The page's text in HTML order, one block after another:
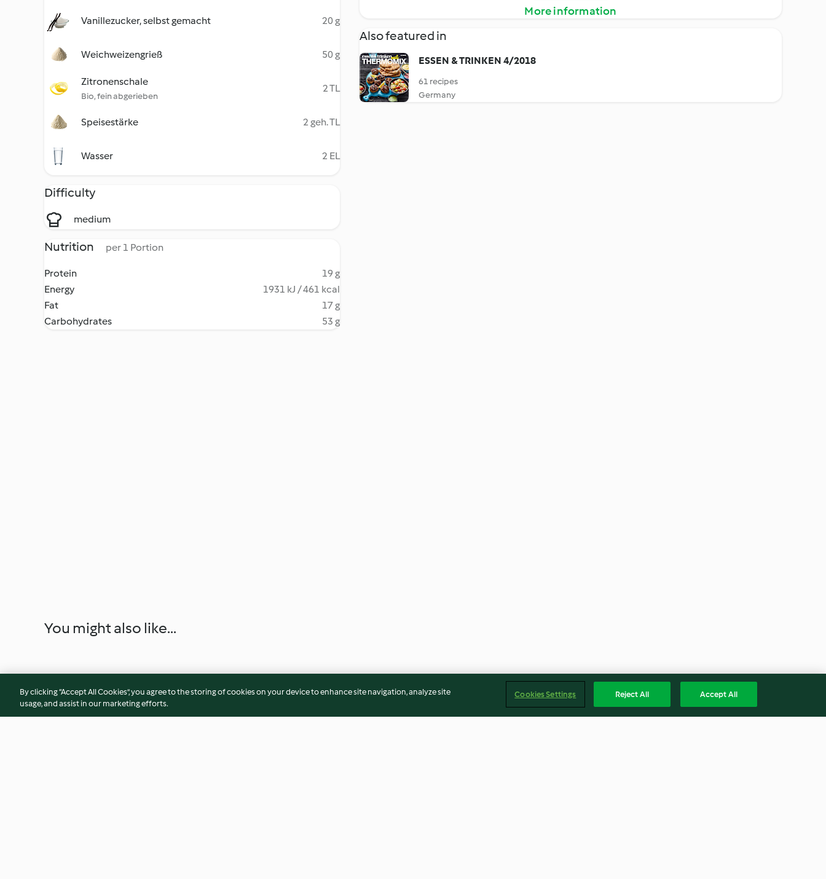
Vanillezucker, selbst gemacht 20 g
Weichweizengrieß 50 g
Zitronenschale
Bio, fein abgerieben
2 TL
Speisestärke 2 geh. TL
Wasser 2 EL
Difficulty
medium
Nutrition per 1 Portion
Protein
19 g
Energy
1931 kJ / 461 kcal
Fat
17 g
Carbohydrates
53 g
More information
Also featured in
ESSEN & TRINKEN 4/2018
61 recipes
Germany
You might also like...
By clicking “Accept All Cookies”, you agree to the storing of cookies on your device to enhance site navigation, analyze site
usage, and assist in our marketing efforts.
Cookies Settings Reject All Accept All